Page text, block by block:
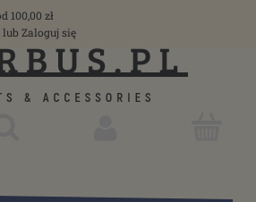
100,00 zł
lub Zaloguj się